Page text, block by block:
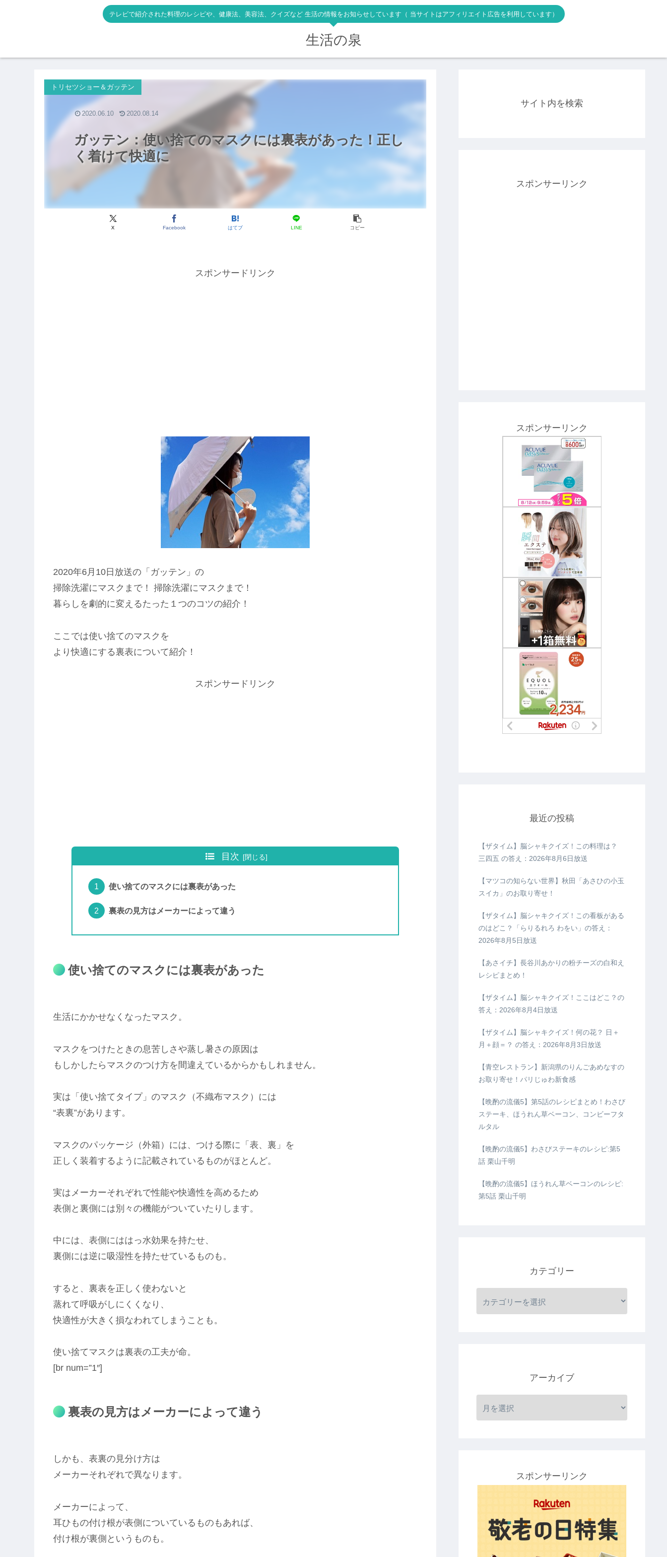
テレビで紹介された料理のレシピや、健康法、美容法、クイズなど 生活の情報をお知らせしています（ 当サイトはアフィリエイト広告を利用しています）
生活の泉
ガッテン：使い捨てのマスクには裏表があった！正し
く着けて快適に
トリセツショー＆ガッテン
X Facebook はてブ LINE コピー
2020.06.10 2020.08.14
スポンサードリンク
2020年6月10日放送の「ガッテン」の
掃除洗濯にマスクまで！ 掃除洗濯にマスクまで！
暮らしを劇的に変えるたった１つのコツの紹介！
ここでは使い捨てのマスクを
より快適にする裏表について紹介！
スポンサードリンク
目次
使い捨てのマスクには裏表があった
裏表の見方はメーカーによって違う
使い捨てのマスクには裏表があった
生活にかかせなくなったマスク。
マスクをつけたときの息苦しさや蒸し暑さの原因は
もしかしたらマスクのつけ方を間違えているからかもしれません。
実は「使い捨てタイプ」のマスク（不織布マスク）には
“表裏”があります。
マスクのパッケージ（外箱）には、つける際に「表、裏」を
正しく装着するように記載されているものがほとんど。
実はメーカーそれぞれで性能や快適性を高めるため
表側と裏側には別々の機能がついていたりします。
中には、表側にははっ水効果を持たせ、
裏側には逆に吸湿性を持たせているものも。
すると、裏表を正しく使わないと
蒸れて呼吸がしにくくなり、
快適性が大きく損なわれてしまうことも。
使い捨てマスクは裏表の工夫が命。
[br num=”1″]
裏表の見方はメーカーによって違う
しかも、表裏の見分け方は
メーカーそれぞれで異なります。
メーカーによって、
耳ひもの付け根が表側についているものもあれば、
付け根が裏側というものも。
サイト内を検索
スポンサーリンク
スポンサーリンク
最近の投稿
【ザタイム】脳シャキクイズ！この料理は？
三四五 の答え：2026年8月6日放送
【マツコの知らない世界】秋田「あさひの小玉
スイカ」のお取り寄せ！
【ザタイム】脳シャキクイズ！この看板がある
のはどこ？「らりるれろ わをい」の答え：
2026年8月5日放送
【あさイチ】長谷川あかりの粉チーズの白和え
レシピまとめ！
【ザタイム】脳シャキクイズ！ここはどこ？の
答え：2026年8月4日放送
【ザタイム】脳シャキクイズ！何の花？ 日＋
月＋顔＝？ の答え：2026年8月3日放送
【青空レストラン】新潟県のりんごあめなすの
お取り寄せ！パリじゅわ新食感
【晩酌の流儀5】第5話のレシピまとめ！わさび
ステーキ、ほうれん草ベーコン、コンビーフタ
ルタル
【晩酌の流儀5】わさびステーキのレシピ:第5
話 栗山千明
【晩酌の流儀5】ほうれん草ベーコンのレシピ:
第5話 栗山千明
カテゴリー
アーカイブ
スポンサーリンク